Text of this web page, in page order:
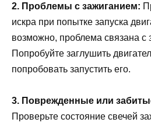
2. Проблемы с зажиганием:
искра при попытке запуска
возможно, проблема связана с
Попробуйте заглушить
попробовать запустить его.
3. Поврежденные или
Проверьте состояние свечей